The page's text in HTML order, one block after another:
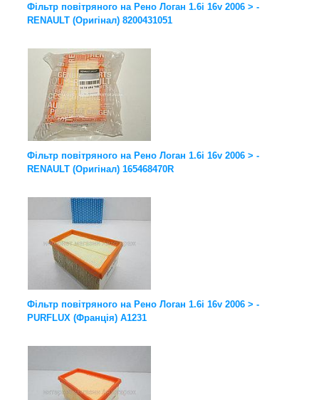
Фільтр повітряного на Рено Логан 1.6i 16v 2006 > -
RENAULT (Оригінал) 8200431051
Фільтр повітряного на Рено Логан 1.6i 16v 2006 > -
RENAULT (Оригінал) 165468470R
Фільтр повітряного на Рено Логан 1.6i 16v 2006 > -
PURFLUX (Франція) A1231